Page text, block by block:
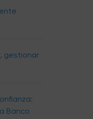
gestionar
Banco